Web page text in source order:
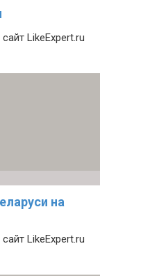
LikeExpert.ru
на
LikeExpert.ru